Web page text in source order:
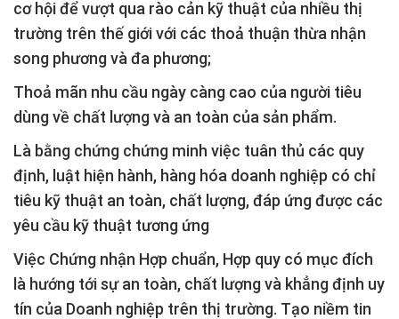
cơ hội để vượt qua rào cản kỹ thuật của nhiều thị
trường trên thế giới với các thoả thuận thừa nhận
song phương và đa phương;
Thoả mãn nhu cầu ngày càng cao của người tiêu
dùng về chất lượng và an toàn của sản phẩm.
Là bằng chứng chứng minh việc tuân thủ các quy
định, luật hiện hành, hàng hóa doanh nghiệp có chỉ
tiêu kỹ thuật an toàn, chất lượng, đáp ứng được các
yêu cầu kỹ thuật tương ứng
Việc Chứng nhận Hợp chuẩn, Hợp quy có mục đích
là hướng tới sự an toàn, chất lượng và khẳng định uy
tín của Doanh nghiệp trên thị trường. Tạo niềm tin